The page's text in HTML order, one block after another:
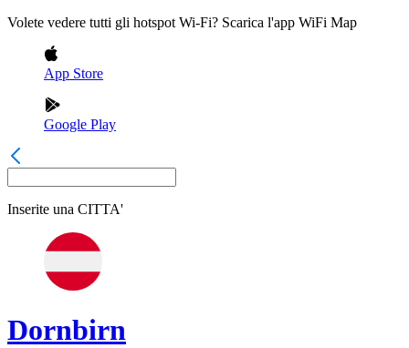
Volete vedere tutti gli hotspot Wi-Fi? Scarica l'app WiFi Map
App Store
Google Play
Inserite una CITTA'
Dornbirn